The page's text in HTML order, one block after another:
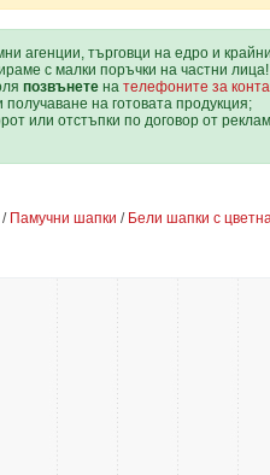
агенции, търговци на едро и
с малки поръчки на частни лица!
позвънете на телефоните за
на готовата продукция;
или отстъпки по договор от
/ Памучни шапки / Бели шапки с